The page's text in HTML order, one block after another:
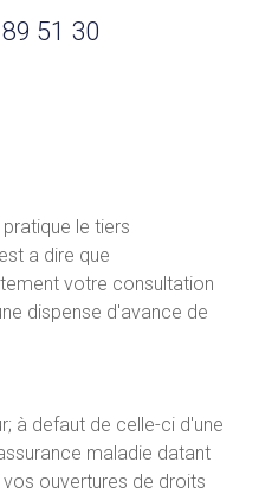
51 30
le tiers
a dire que
votre consultation
dispense d'avance de
à defaut de celle-ci d'une
maladie datant
ouvertures de droits